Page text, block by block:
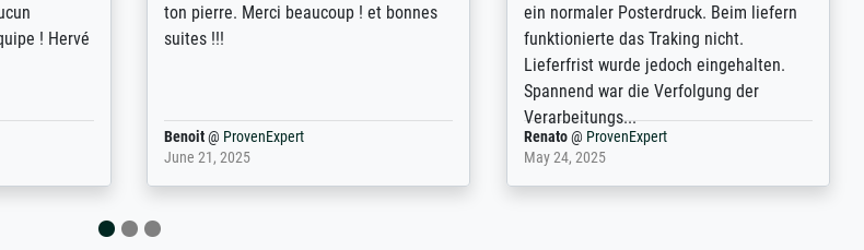
duidelijke informatie gegeven over wat
er dan met het pakket ging gebeuren.
Anonym@ProvenExpert
December 12, 2025
atrocious. They refunded me when I sent
pictures of the blurry print vs. a
Wikipedia commons representation.
They stated they couldn't do ...
Anonym@ProvenExpert
December 4, 2025